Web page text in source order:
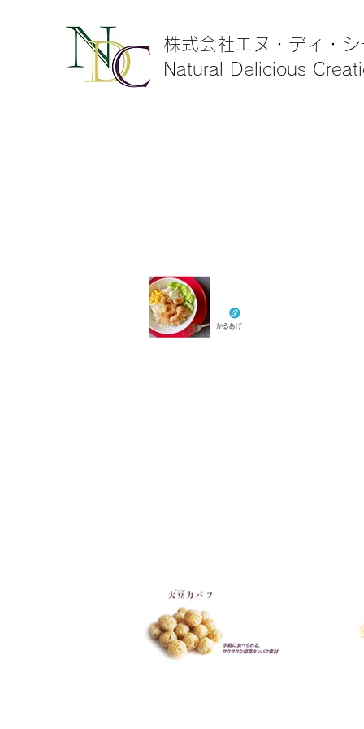
株式会社エヌ・ディ・シ
Natural Delicious